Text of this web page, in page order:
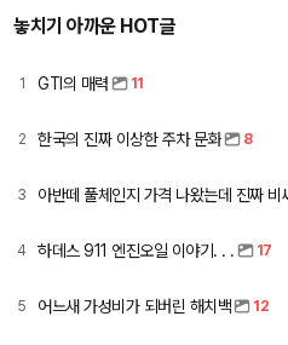
놓치기 아까운 HOT글
1 GTI의 매력 11
2 한국의 진짜 이상한 주차 문화 8
3
4 하데스 911 엔진오일 이야기. . . 17
5 어느새 가성비가 되버린 해치백 12